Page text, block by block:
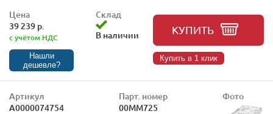
Цена
39 239 р.
с учётом НДС
Нашли
дешевле?
Склад
В наличии
КУПИТЬ
Купить в 1 клик
Артикул
А0000074754
Парт. номер
00MM725
Фото